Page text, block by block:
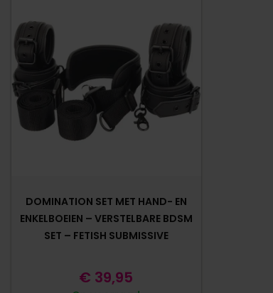
DOMINATION SET MET HAND- EN
ENKELBOEIEN – VERSTELBARE BDSM
SET – FETISH SUBMISSIVE
€ 39,95